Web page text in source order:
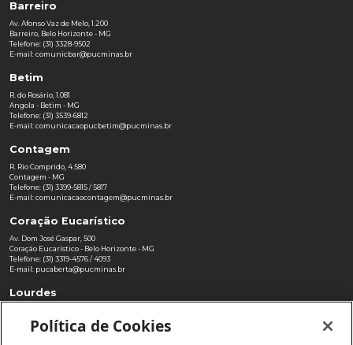
Barreiro
Av. Afonso Vaz de Melo, 1.200
Barreiro, Belo Horizonte - MG
Telefone: (31) 3328-9502
E-mail:comunicbar@pucminas.br
Betim
R. do Rosário, 1.081
Angola - Betim - MG
Telefone: (31) 3539-6812
E-mail:comunicacaopucbetim@pucminas.br
Contagem
R. Rio Comprido, 4.580
Contagem - MG
Telefone: (31) 3399-5815 / 5817
E-mail:comunicacaocontagem@pucminas.br
Coração Eucarístico
Av. Dom José Gaspar, 500
Coração Eucarístico - Belo Horizonte - MG
Telefone: (31) 3319-4576 / 4093
E-mail: pucaberta@pucminas.br
Lourdes
Savassi - Belo Horizonte - MG
Telefone: (31) 3131-2476
Política de Cookies